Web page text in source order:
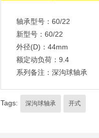
轴承型号：60/22
新型号：60/22
外径(D)：44mm
额定动负荷：9.4
系列备注：深沟球轴承
Tags: 深沟球轴承 开式